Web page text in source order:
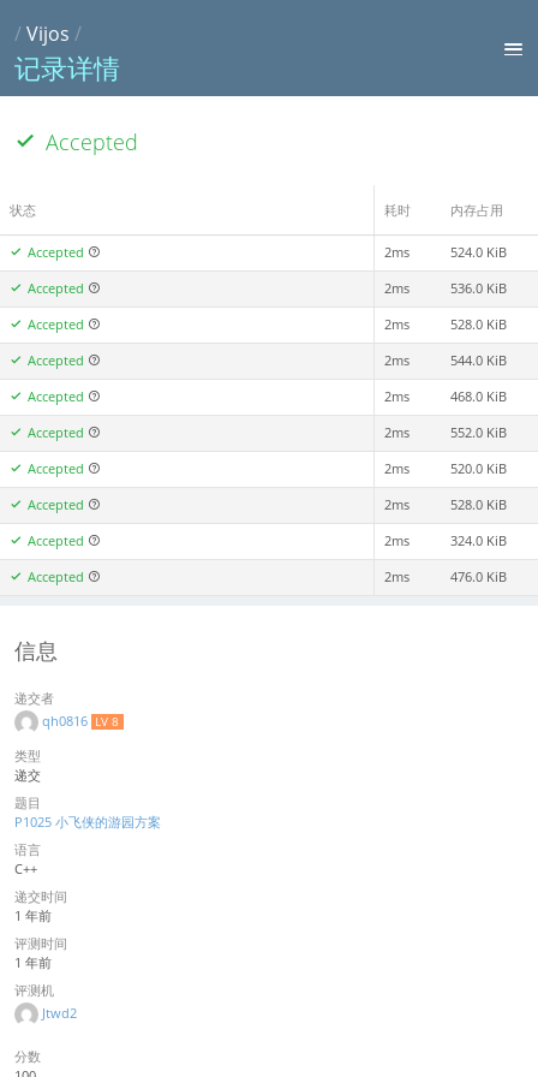
/Vijos /
记录详情
Accepted
状态 耗时 内存占用
Accepted 2ms 524.0 KiB
Accepted 2ms 536.0 KiB
Accepted 2ms 528.0 KiB
Accepted 2ms 544.0 KiB
Accepted 2ms 468.0 KiB
Accepted 2ms 552.0 KiB
Accepted 2ms 520.0 KiB
Accepted 2ms 528.0 KiB
Accepted 2ms 324.0 KiB
Accepted 2ms 476.0 KiB
信息
递交者
qh0816 LV 8
类型
递交
题目
P1025 小飞侠的游园方案
语言
C++
递交时间
1 年前
评测时间
1 年前
评测机
Jtwd2
分数